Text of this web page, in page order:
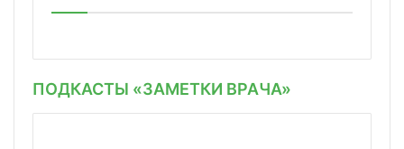
ПОДКАСТЫ «ЗАМЕТКИ ВРАЧА»